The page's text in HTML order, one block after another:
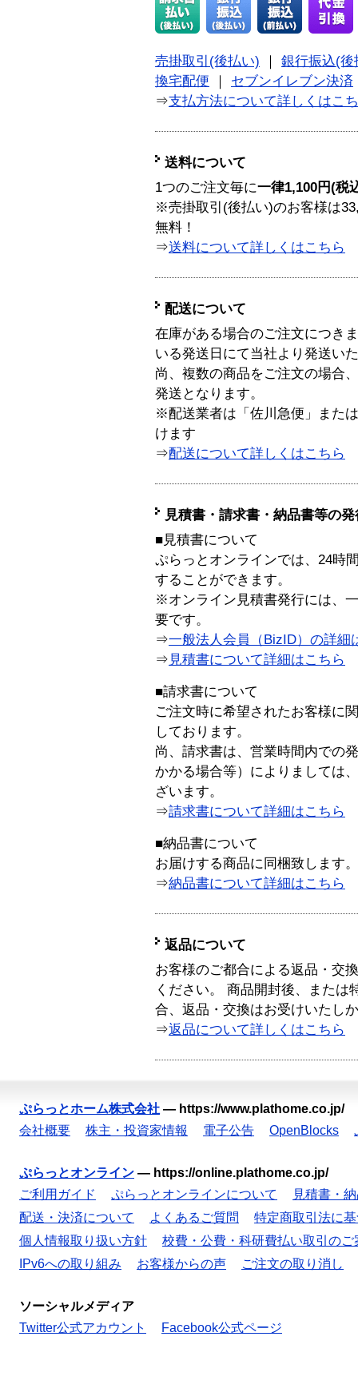
売掛取引(後払い)
銀行振込(後
換宅配便
セブンイレブン決済
⇒支払方法について詳しくはこ
送料について
1つのご注文毎に一律1,100円(税
※売掛取引(後払い)のお客様は
無料！
⇒送料について詳しくはこちら
配送について
在庫がある場合のご注文につき
いる発送日にて当社より発送い
尚、複数の商品をご注文の場合
発送となります。
※配送業者は「佐川急便」また
けます
⇒配送について詳しくはこちら
見積書・請求書・納品書等の
■見積書について
ぷらっとオンラインでは、24時
することができます。
※オンライン見積書発行には、
要です。
⇒一般法人会員（BizID）の詳細
⇒ 見積書について詳細はこちら
■請求書について
ご注文時に希望されたお客様に
しております。
尚、請求書は、営業時間内での
かかる場合等）によりましては
ざいます。
⇒請求書について詳細はこちら
■納品書について
お届けする商品に同梱致します。
⇒納品書について詳細はこちら
返品について
お客様のご都合による返品・交
ください。 商品開封後、または
合、返品・交換はお受けいたし
⇒返品について詳しくはこちら
ぷらっとホーム株式会社 — https://www.plathome.co.jp/
会社概要
株主・投資家情報 電子公告 OpenBlocks
ぷらっとオンライン — https://online.plathome.co.jp/
ご利用ガイド
ぷらっとオンラインについて
見積書・
配送・決済について
よくあるご質問
特定商取引法に
個人情報取り扱い方針
校費・公費・科研費払い取引のご
IPv6への取り組み
お客様からの声 ご注文の取り消し
ソーシャルメディア
Twitter公式アカウント
Facebook公式ページ